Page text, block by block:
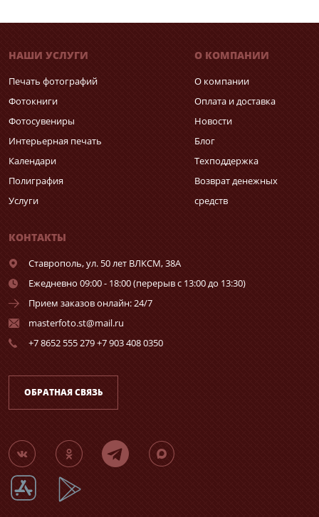
НАШИ УСЛУГИ
Печать фотографий
Фотокниги
Фотосувениры
Интерьерная печать
Календари
Полиграфия
Услуги
О КОМПАНИИ
О компании
Оплата и доставка
Новости
Блог
Техподдержка
Возврат денежных
средств
КОНТАКТЫ
Ставрополь,ул. 50 лет ВЛКСМ, 38А
Ежедневно 09:00 - 18:00 (перерыв с 13:00 до 13:30)
Прием заказов онлайн: 24/7
masterfoto.st@mail.ru
+7 8652 555 279 +7 903 408 0350
ОБРАТНАЯ СВЯЗЬ